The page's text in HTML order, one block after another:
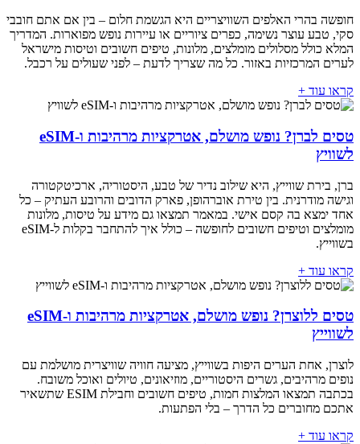
חופשה בהרי האלפים השוויצריים היא הגשמת חלום – בין אם אתם חובבי
סקי, טבע עוצר נשימה, כפרים ציוריים או עיירות נופש מפוארות. המדריך
המלא כולל מסלולים מומלצים, מלונות, טיפים חשובים וטיסות מישראל
לערים המרכזיות באזור. כל מה שצריך לדעת – לפני שעולים על רכבל.
קראו עוד +
טסים לברן? נופש מושלם, אטרקציות מרהיבות ו-eSIM
לשוויץ
ברן, בירת שווייץ, היא שילוב נדיר של טבע, היסטוריה, ארכיטקטורה
וגישה מודרנית. בין טירת אוברהופן, פארק הדובים והרובע העתיק – כל
אחד ימצא בה קסם אישי. במאמר תמצאו גם מידע על טיסות, מלונות
מומלצים וטיפים חשובים לחופשה – כולל איך להתחבר בקלות ל-eSIM
בשווייץ.
קראו עוד +
טסים ללוצרן? נופש מושלם, אטרקציות מרהיבות ו-eSIM
לשווייץ
לוצרן, אחת הערים היפות בשווייץ, מציעה חוויה שוויצרית מושלמת עם
נופים מרהיבים, גשרים היסטוריים, מוזיאונים, טיולים ואוכל משובח.
בכתבה תמצאו המלצות חמות, טיפים חשובים וחבילת ESIM שתשאיר
אתכם מחוברים כל הדרך – בלי הפתעות.
קראו עוד +